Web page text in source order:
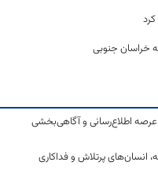
خراسان جنوبی
اطلاع‌رسانی و آگاهی‌بخشی
انسان‌های پرتلاش و فداکاری